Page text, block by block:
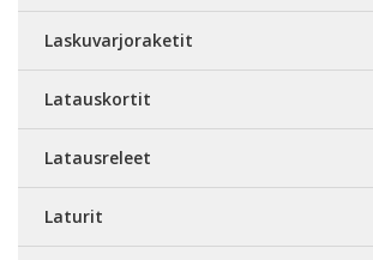
Laskuvarjoraketit
Latauskortit
Latausreleet
Laturit